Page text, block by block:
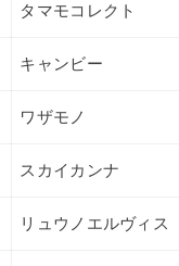
タマモコレクト
キャンビー
ワザモノ
スカイカンナ
リュウノエルヴィス